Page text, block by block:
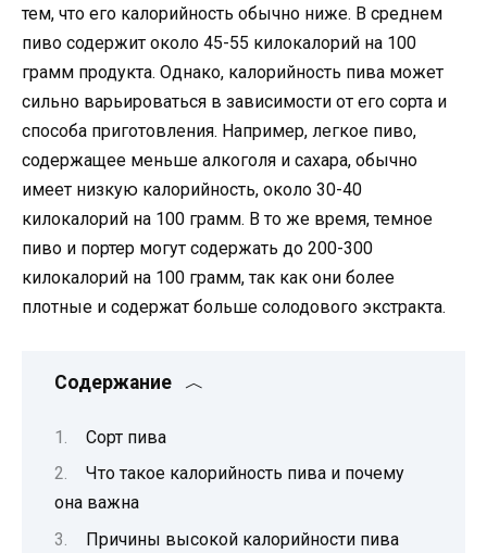
тем, что его калорийность обычно ниже. В среднем
пиво содержит около 45-55 килокалорий на 100
грамм продукта. Однако, калорийность пива может
сильно варьироваться в зависимости от его сорта и
способа приготовления. Например, легкое пиво,
содержащее меньше алкоголя и сахара, обычно
имеет низкую калорийность, около 30-40
килокалорий на 100 грамм. В то же время, темное
пиво и портер могут содержать до 200-300
килокалорий на 100 грамм, так как они более
плотные и содержат больше солодового экстракта.
Содержание
Сорт пива
Что такое калорийность пива и почему
она важна
Причины высокой калорийности пива